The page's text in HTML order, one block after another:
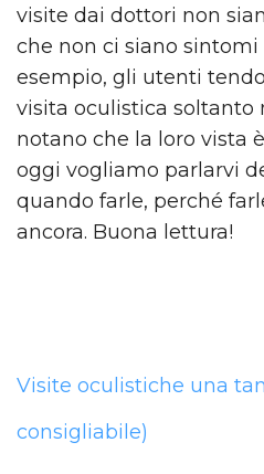
visite dai dottori non
che non ci siano
esempio, gli utenti
visita oculistica soltanto
notano che la loro vista
oggi vogliamo parlarvi
quando farle, perché
ancora. Buona lettura!
Visite oculistiche una
consigliabile)